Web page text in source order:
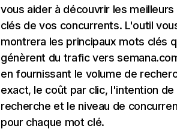
vous aider à découvrir les
clés de vos concurrents. L'outil
montrera les principaux mots clés
génèrent du trafic vers
en fournissant le volume de
exact, le coût par clic, l'intention de
recherche et le niveau de
pour chaque mot clé.